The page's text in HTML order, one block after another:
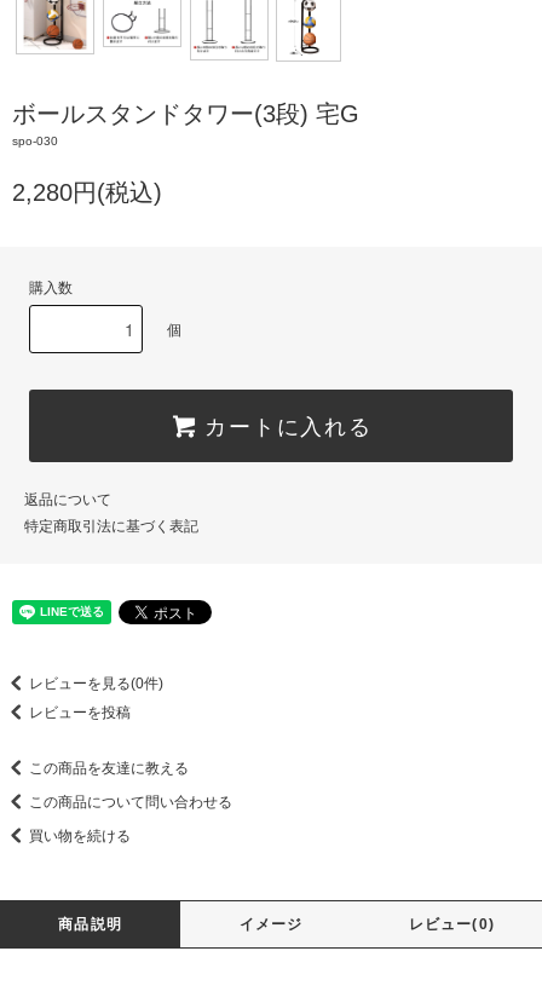
ボールスタンドタワー(3段) 宅G
spo-030
2,280円(税込)
購入数
個
カートに入れる
返品について
特定商取引法に基づく表記
レビューを見る(0件)
レビューを投稿
この商品を友達に教える
この商品について問い合わせる
買い物を続ける
商品説明 イメージ レビュー(0)